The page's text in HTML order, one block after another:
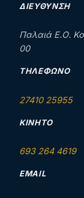
ΔΙΕΎΘΥΝΣΗ
Παλαιά Ε.Ο.
00
ΤΗΛΈΦΩΝΟ
27410 25955
ΚΙΝΗΤΌ
693 264 4619
EMAIL